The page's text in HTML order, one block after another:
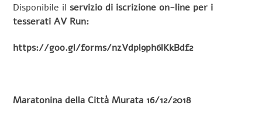
Disponibile il servizio di iscrizione on-line per i
tesserati AV Run:
https://goo.gl/forms/nzVdpl9ph6lKkBdf2
Maratonina della Città Murata 16/12/2018